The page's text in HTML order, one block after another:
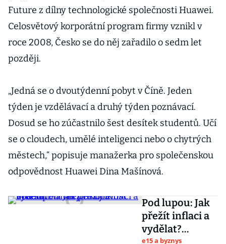
Future z dílny technologické společnosti Huawei.
Celosvětový korporátní program firmy vznikl v
roce 2008, Česko se do něj zařadilo o sedm let
později.
„Jedná se o dvoutýdenní pobyt v Číně. Jeden
týden je vzdělávací a druhý týden poznávací.
Dosud se ho zúčastnilo šest desítek studentů. Učí
se o cloudech, umělé inteligenci nebo o chytrých
městech,“ popisuje manažerka pro společenskou
odpovědnost Huawei Dina Mašínová.
Pod lupou: Jak
přežít inflaci a
vydělat?
e15 a byznys